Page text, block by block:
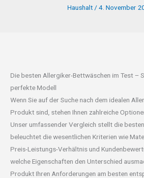
Haushalt/ 4. November
Die besten Allergiker-Bettwäschen im Test –
perfekte Modell
Wenn Sie auf der Suche nach dem idealen
Produkt sind, stehen Ihnen zahlreiche
Unser umfassender Vergleich stellt die
beleuchtet die wesentlichen Kriterien wie
Preis-Leistungs-Verhältnis und
welche Eigenschaften den Unterschied
Produkt Ihren Anforderungen am besten